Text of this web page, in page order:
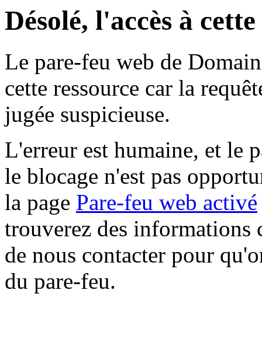
Désolé, l'accès à
Le pare-feu web de
cette ressource car la
jugée suspicieuse.
L'erreur est humaine, et le
le blocage n'est pas
la page Pare-feu web activé
trouverez des informations
de nous contacter pour
du pare-feu.